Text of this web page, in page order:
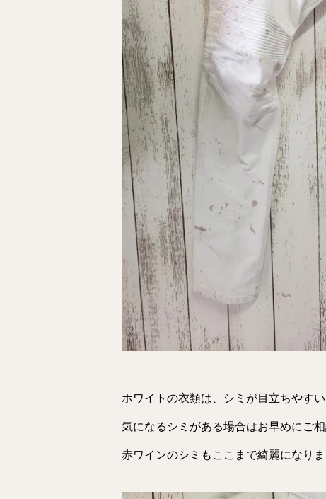
ホワイトの衣類は、シミが目立ちやす
気になるシミがある場合はお早めにご相
赤ワインのシミもここまで綺麗になりま